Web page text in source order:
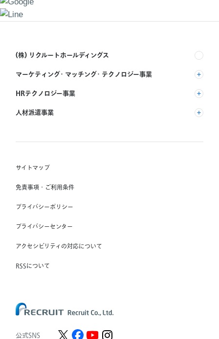
(株) リクルートホールディングス
マーケティング・マッチング・テクノロジー事業
(株) リクルート
HRテクノロジー事業
(株) インディードリクルートパートナーズ
Indeed, Inc.
人材派遣事業
(株) スタッフサービス・ホールディングス
Unique NV
Staffmark Group, LLC
The CSI Companies, Inc.
公式SNS
サイトマップ
免責事項・ご利用条件
プライバシーポリシー
プライバシーセンター
アクセシビリティの対応について
RSSについて